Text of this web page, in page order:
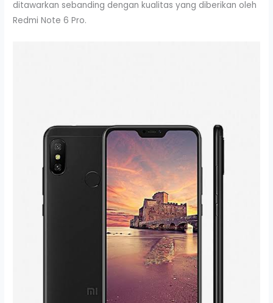
ditawarkan sebanding dengan kualitas yang diberikan oleh
Redmi Note 6 Pro.